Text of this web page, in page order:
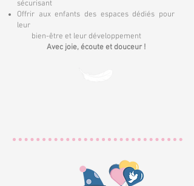
sécurisant
Offrir aux enfants des espaces dédiés pour
leur
bien-être et leur développement
Avec joie, écoute et douceur !